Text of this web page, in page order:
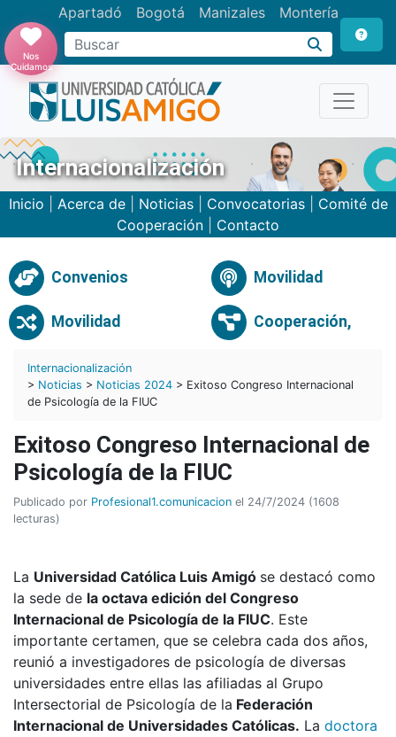
Apartadó Bogotá Manizales Montería
Buscar
Nos
Cuidamos
Internacionalización
Inicio Acerca de| Noticias| Convocatorias| Comité de
Cooperación
Contacto
Convenios Movilidad
Movilidad Cooperación,
Internacionalización
> Noticias > Noticias 2024 > Exitoso Congreso Internacional
de Psicología de la FIUC
Exitoso Congreso Internacional de
Psicología de la FIUC
Publicado por Profesional1.comunicacion el 24/7/2024 (1608
lecturas)
La Universidad Católica Luis Amigó se destacó como
la sede de la octava edición del Congreso
Internacional de Psicología de la FIUC. Este
importante certamen, que se celebra cada dos años,
reunió a investigadores de psicología de diversas
universidades entre ellas las afiliadas al Grupo
Intersectorial de Psicología de la Federación
Internacional de Universidades Católicas. La doctora